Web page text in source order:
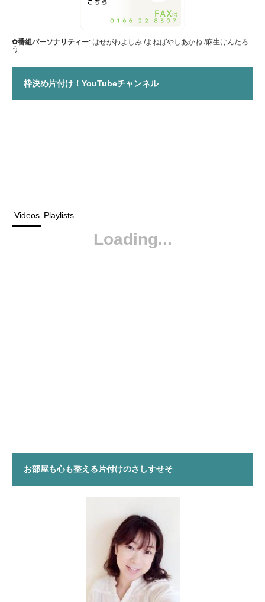
✿番組パーソナリティー: はせがわよしみ /よねばやしあかね /麻生けんたろ
う
枠決め片付け！YouTubeチャンネル
Videos Playlists
お部屋も心も整える片付けのさしすせそ